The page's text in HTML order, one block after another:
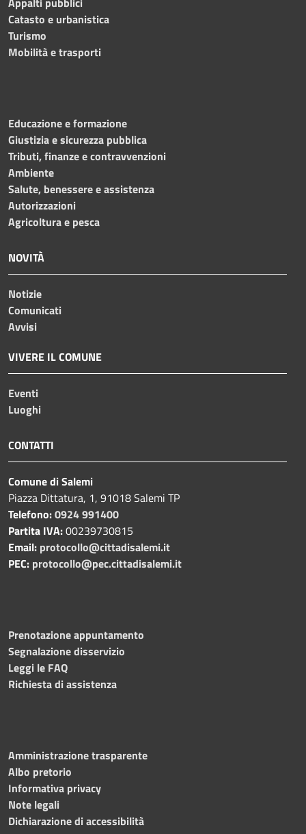
Catasto e urbanistica
Turismo
Mobilità e trasporti
Educazione e formazione
Giustizia e sicurezza pubblica
Tributi, finanze e contravvenzioni
Ambiente
Salute, benessere e assistenza
Autorizzazioni
Agricoltura e pesca
NOVITÀ
Notizie
Comunicati
Avvisi
VIVERE IL COMUNE
Eventi
Luoghi
CONTATTI
Comune di Salemi
Piazza Dittatura, 1, 91018 Salemi TP
Telefono:0924 991400
Partita IVA:00239730815
Email: protocollo@cittadisalemi.it
PEC: protocollo@pec.cittadisalemi.it
Prenotazione appuntamento
Segnalazione disservizio
Leggi le FAQ
Richiesta di assistenza
Amministrazione trasparente
Albo pretorio
Informativa privacy
Note legali
Dichiarazione di accessibilità